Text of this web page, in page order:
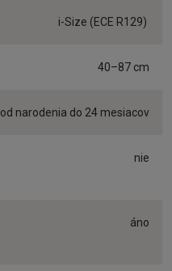
i-Size (ECE R129)
40–87 cm
od narodenia do 24 mesiacov
nie
áno